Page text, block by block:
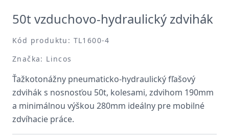
50t vzduchovo-hydraulický zdvihák
Kód produktu: TL1600-4
Značka: Lincos
Ťažkotonážny pneumaticko-hydraulický fľašový
zdvihák s nosnosťou 50t, kolesami, zdvihom 190mm
a minimálnou výškou 280mm ideálny pre mobilné
zdvíhacie práce.